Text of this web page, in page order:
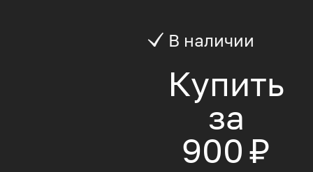
В наличии
Купить
за
900 ₽